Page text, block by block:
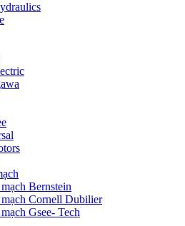
Bernstein
Cornell Dubilier
Gsee- Tech